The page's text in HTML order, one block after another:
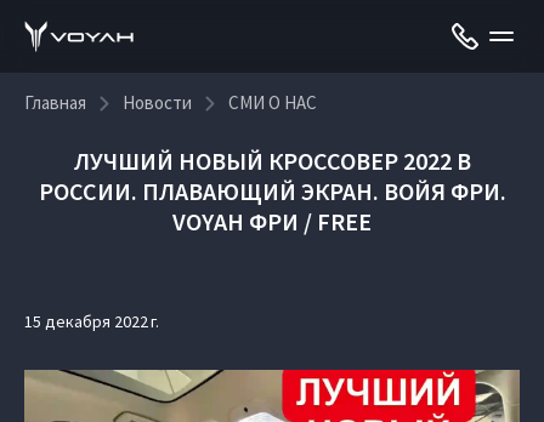
Главная Новости СМИ О НАС
ЛУЧШИЙ НОВЫЙ КРОССОВЕР 2022 В
РОССИИ. ПЛАВАЮЩИЙ ЭКРАН. ВОЙЯ ФРИ.
VOYAH ФРИ / FREE
15 декабря 2022 г.